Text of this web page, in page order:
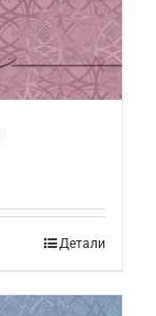
Детали